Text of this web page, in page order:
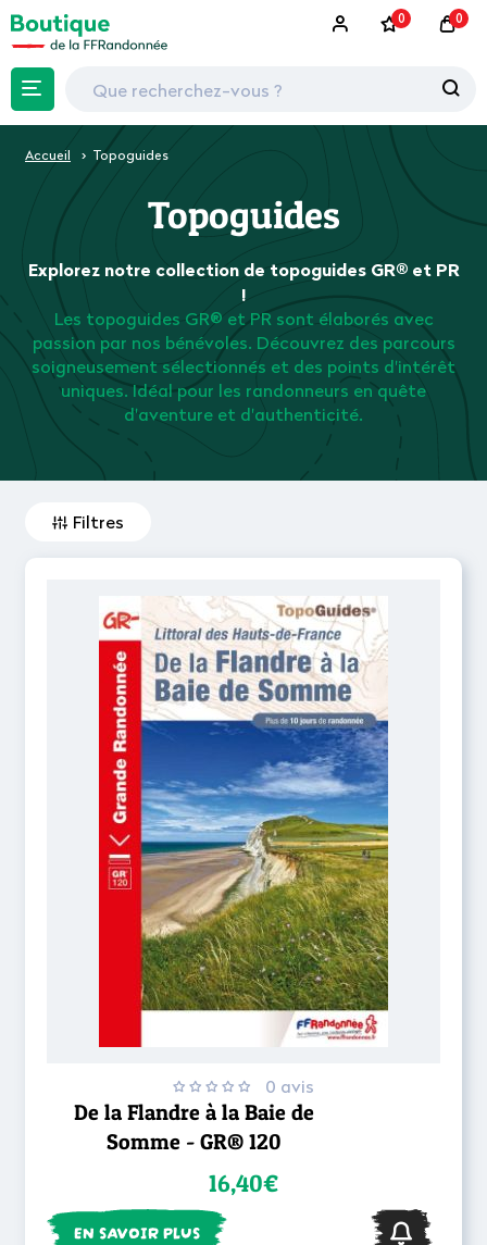
0 0
Accueil Topoguides
Topoguides
Explorez notre collection de topoguides GR® et PR
!
Les topoguides GR® et PR sont élaborés avec
passion par nos bénévoles. Découvrez des parcours
soigneusement sélectionnés et des points d'intérêt
uniques. Idéal pour les randonneurs en quête
d'aventure et d'authenticité.
Filtres
0 avis
De la Flandre à la Baie de
Somme - GR® 120
16,40€
EN SAVOIR PLUS